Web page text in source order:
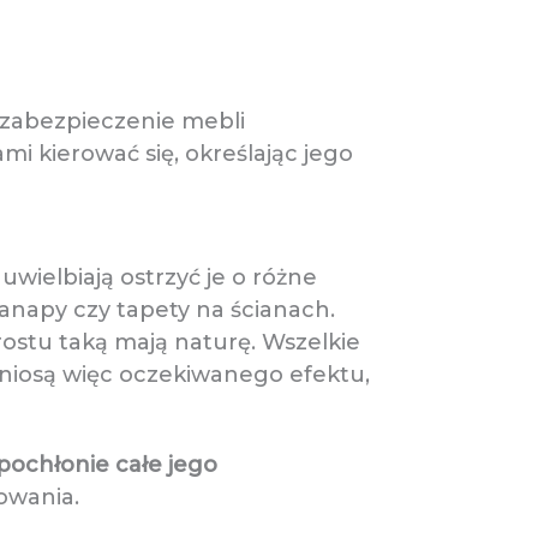
mebli
kierować się, określając jego
ostrzyć je o różne
czy tapety na ścianach.
taką mają naturę. Wszelkie
więc oczekiwanego efektu,
całe jego